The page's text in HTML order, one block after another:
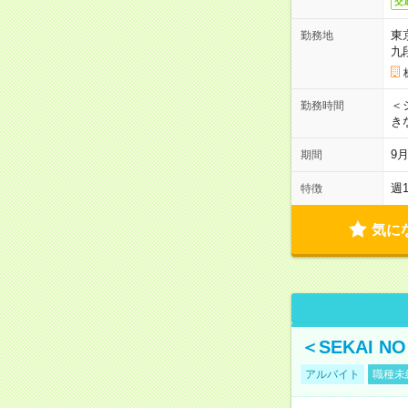
勤務地
東
九
勤務時間
＜
き
期間 9
特徴 週
気に
＜SEKAI
アルバイト 職種未